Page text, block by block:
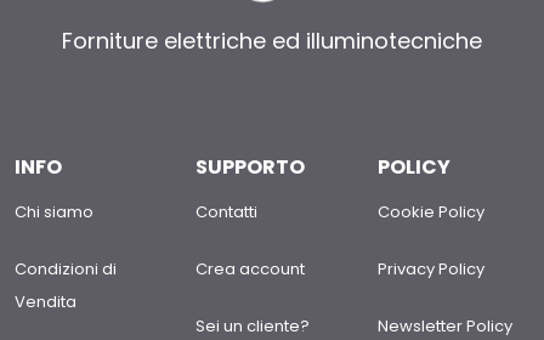
Forniture elettriche ed illuminotecniche
INFO
Chi siamo
Condizioni di
Vendita
SUPPORTO
Contatti
Crea account
Sei un cliente?
POLICY
Cookie Policy
Privacy Policy
Newsletter Policy